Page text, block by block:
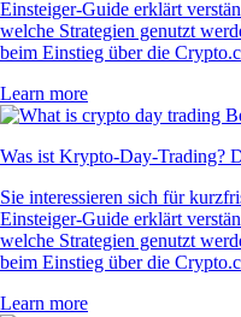
Einsteiger-Guide erklärt
welche Strategien genutzt
beim Einstieg über die
Learn more
Was ist Krypto-Day-Trading?
Sie interessieren sich für
Einsteiger-Guide erklärt
welche Strategien genutzt
beim Einstieg über die
Learn more